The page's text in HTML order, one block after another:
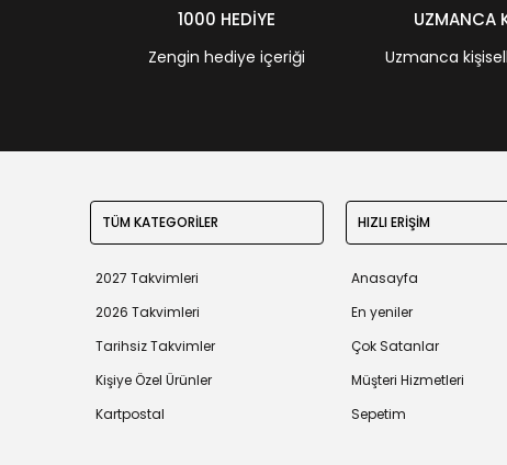
1000 HEDİYE
Zengin hediye içeriği
UZMANCA
Uzmanca
TÜM KATEGORİLER
2027 Takvimleri
2026 Takvimleri
Tarihsiz Takvimler
Kişiye Özel Ürünler
Kartpostal
HIZLI ERİŞİM
Anasayfa
En yeniler
Çok Satanlar
Müşteri Hizmetleri
Sepetim